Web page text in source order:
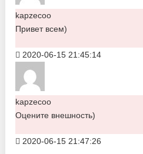
kapzecoo
Привет всем)
2020-06-15 21:45:14
kapzecoo
Оцените внешность)
2020-06-15 21:47:26